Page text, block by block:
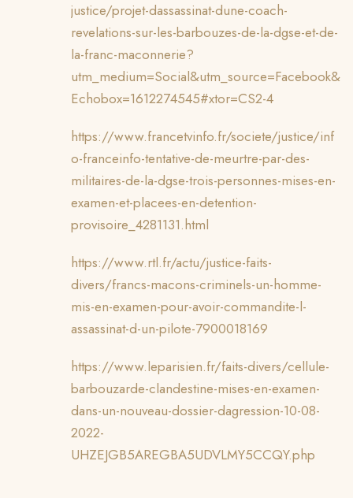
justice/projet-dassassinat-dune-coach-
revelations-sur-les-barbouzes-de-la-dgse-et-de-
la-franc-maconnerie?
utm_medium=Social&utm_source=Facebook&
Echobox=1612274545#xtor=CS2-4
https://www.francetvinfo.fr/societe/justice/inf
o-franceinfo-tentative-de-meurtre-par-des-
militaires-de-la-dgse-trois-personnes-mises-en-
examen-et-placees-en-detention-
provisoire_4281131.html
https://www.rtl.fr/actu/justice-faits-
divers/francs-macons-criminels-un-homme-
mis-en-examen-pour-avoir-commandite-l-
assassinat-d-un-pilote-7900018169
https://www.leparisien.fr/faits-divers/cellule-
barbouzarde-clandestine-mises-en-examen-
dans-un-nouveau-dossier-dagression-10-08-
2022-
UHZEJGB5AREGBA5UDVLMY5CCQY.php